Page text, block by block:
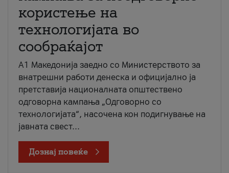
користење на
технологијата во
сообраќајот
A1 Македонија заедно со Министерството за
внатрешни работи денеска и официјално ја
претставија националната општествено
одговорна кампања „Одговорно со
технологијата“, насочена кон подигнување на
јавната свест...
Дознај повеќе